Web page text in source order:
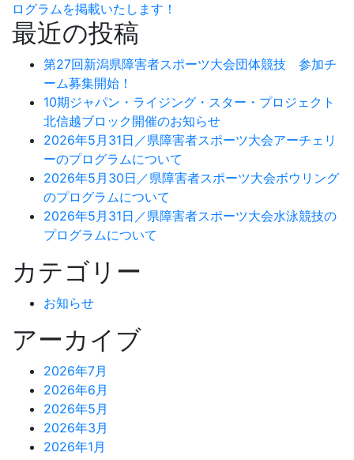
ログラムを掲載いたします！
最近の投稿
第27回新潟県障害者スポーツ大会団体競技 参加チ
ーム募集開始！
10期ジャパン・ライジング・スター・プロジェクト
北信越ブロック開催のお知らせ
2026年5月31日／県障害者スポーツ大会アーチェリ
ーのプログラムについて
2026年5月30日／県障害者スポーツ大会ボウリング
のプログラムについて
2026年5月31日／県障害者スポーツ大会水泳競技の
プログラムについて
カテゴリー
お知らせ
アーカイブ
2026年7月
2026年6月
2026年5月
2026年3月
2026年1月